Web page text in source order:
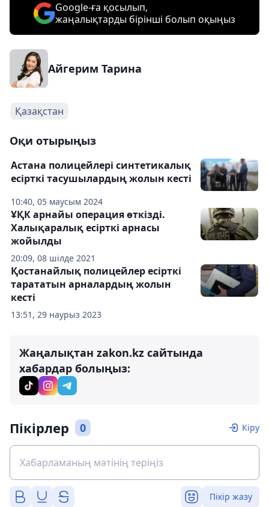
Google-ға қосылып,
жаңалықтарды бірінші болып оқыңыз
Айгерим Тарина
Қазақстан
Оқи отырыңыз
10:40, 05 маусым 2024
Астана полицейлері синтетикалық
есірткі тасушылардың жолын кесті
20:09, 08 шілде 2021
ҰҚК арнайы операция өткізді.
Халықаралық есірткі арнасы
жойылды
13:51, 29 наурыз 2023
Қостанайлық полицейлер есірткі
тарататын арналардың жолын
кесті
Жаңалықтан zakon.kz сайтында
хабардар болыңыз:
Пікірлер 0 Кіру
Пікір жазу